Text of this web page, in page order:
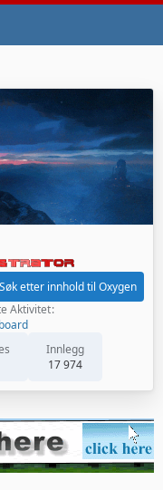
Innlegg
17 974
Søk etter innhold til Oxygen
Aktivitet